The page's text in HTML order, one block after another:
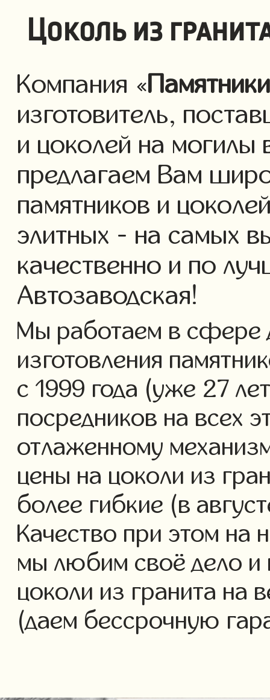
Цоколь из
Компания «Памятники
изготовитель,
и цоколей на
предлагаем Вам
памятников и
элитных - на самых
качественно и по
Автозаводская!
Мы работаем в сфере
изготовления
с 1999 года (уже 27
посредников на всех
отлаженному
цены на цоколи из
более гибкие (в
Качество при этом на
мы любим своё дело и
цоколи из гранита на
(даем бессрочную